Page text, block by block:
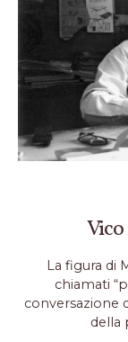
La figura di
chiamati
conversazione
della